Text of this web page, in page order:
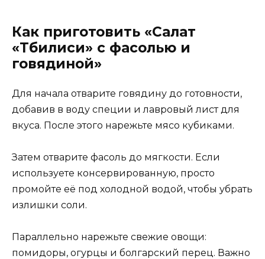
Как приготовить «Салат
«Тбилиси» с фасолью и
говядиной»
Для начала отварите говядину до готовности,
добавив в воду специи и лавровый лист для
вкуса. После этого нарежьте мясо кубиками.
Затем отварите фасоль до мягкости. Если
используете консервированную, просто
промойте её под холодной водой, чтобы убрать
излишки соли.
Параллельно нарежьте свежие овощи:
помидоры, огурцы и болгарский перец. Важно